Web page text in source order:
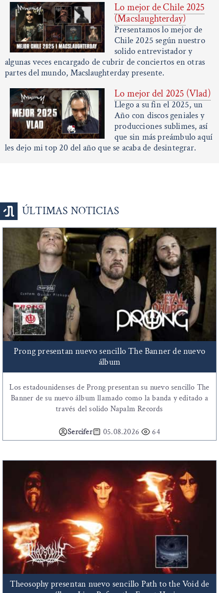
Lo mejor de Chile 2025
(Macslaughterday)
Presentamos lo mejor de
Chile 2025 según nuestro
solido entrevistador y
algunas veces encargado de cubrir de conciertos en otras
partes del mundo, Macslaughterday presente.
Lo mejor del 2025 (Vlad)
Llego a su fin el 2025, un
Año con discos geniales y
producciones sublimes, así
que sin más preámbulo aquí
les dejo mi top 20 del año que se acaba de desintegrar.
ÚLTIMAS NOTICIAS
Prong presentan nuevo sencillo The Banner de nuevo
álbum
Los estadounidenses de Prong presentan su nuevo sencillo The
Banner de su nuevo álbum llamado como la banda y editado a
través del solido Napalm Records
Sercifer 05.08.2026 64
Theosophy presentan nuevo sencillo Path to the Void de